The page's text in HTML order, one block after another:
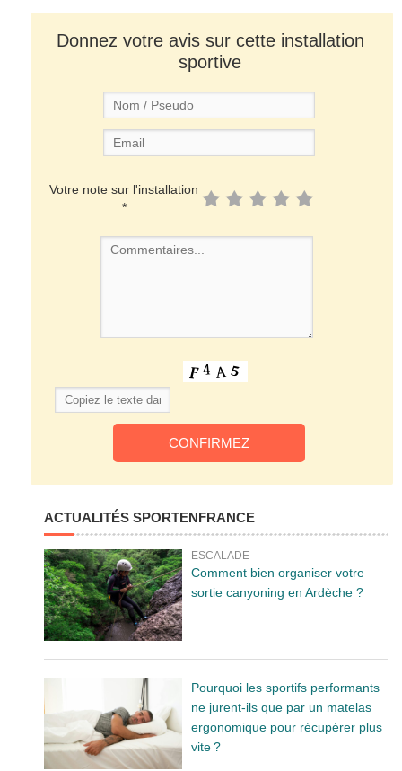
Donnez votre avis sur cette installation
sportive
Votre note sur l'installation
*
ACTUALITÉS SPORTENFRANCE
ESCALADE
Comment bien organiser votre
sortie canyoning en Ardèche ?
Pourquoi les sportifs performants
ne jurent-ils que par un matelas
ergonomique pour récupérer plus
vite ?